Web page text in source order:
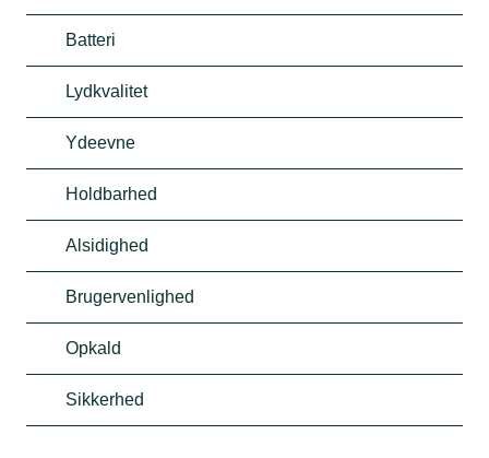
Batteri
Lydkvalitet
Ydeevne
Holdbarhed
Alsidighed
Brugervenlighed
Opkald
Sikkerhed